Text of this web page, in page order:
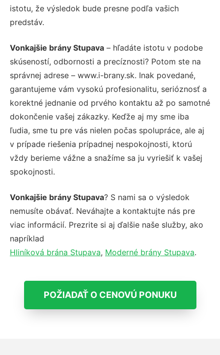
istotu, že výsledok bude presne podľa vašich
predstáv.
Vonkajšie brány Stupava – hľadáte istotu v podobe
skúseností, odbornosti a precíznosti? Potom ste na
správnej adrese – www.i-brany.sk. Inak povedané,
garantujeme vám vysokú profesionalitu, serióznosť a
korektné jednanie od prvého kontaktu až po samotné
dokončenie vašej zákazky. Keďže aj my sme iba
ľudia, sme tu pre vás nielen počas spolupráce, ale aj
v prípade riešenia prípadnej nespokojnosti, ktorú
vždy berieme vážne a snažíme sa ju vyriešiť k vašej
spokojnosti.
Vonkajšie brány Stupava? S nami sa o výsledok
nemusíte obávať. Neváhajte a kontaktujte nás pre
viac informácií. Prezrite si aj ďalšie naše služby, ako
napríklad
Hliníková brána Stupava, Moderné brány Stupava.
POŽIADAŤ O CENOVÚ PONUKU